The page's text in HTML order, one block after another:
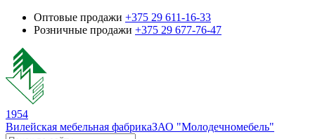
Оптовые продажи +375 29 611-16-33
Розничные продажи +375 29 677-76-47
1954
Вилейская мебельная фабрикаЗАО "Молодечномебель"